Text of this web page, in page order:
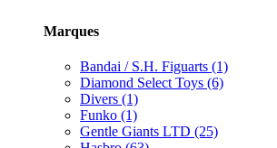
Marques
Bandai / S.H. Figuarts (1)
Diamond Select Toys (6)
Divers (1)
Funko (1)
Gentle Giants LTD (25)